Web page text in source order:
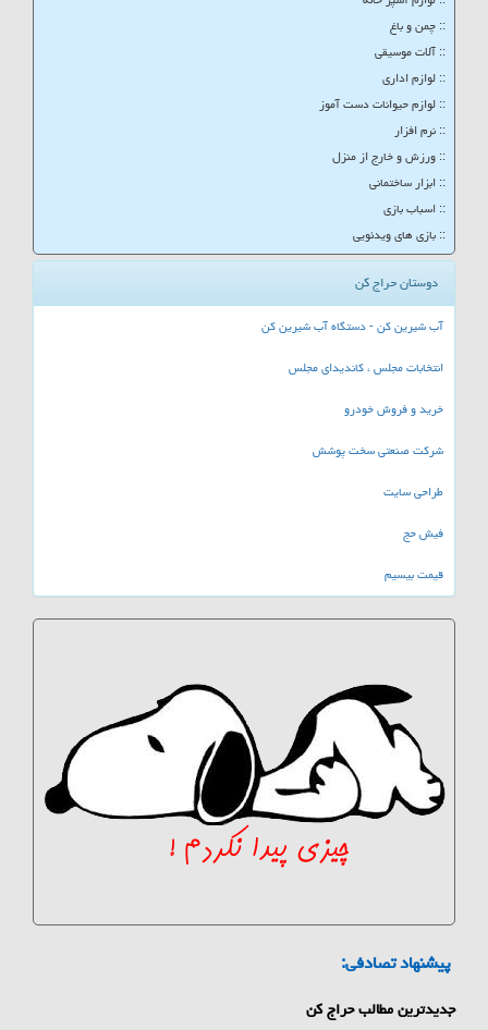
:: چمن و باغ
:: آلات موسیقی
:: لوازم اداری
:: لوازم حیوانات دست آموز
:: نرم افزار
:: ورزش و خارج از منزل
:: ابزار ساختمانی
:: اسباب بازی
:: بازی های ویدئویی
دوستان حراج کن
آب شیرین کن - دستگاه آب شیرین کن
انتخابات مجلس ، کاندیدای مجلس
خرید و فروش خودرو
شرکت صنعتی سخت پوشش
طراحی سایت
فیش حج
قیمت بیسیم
پیشنهاد تصادفی:
جدیدترین مطالب حراج کن